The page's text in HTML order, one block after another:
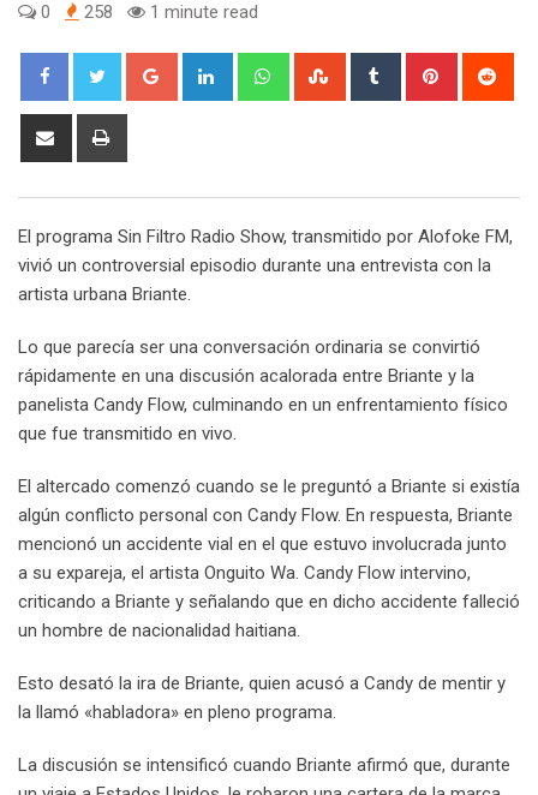
0 258 1 minute read
Google+ LinkedIn WhatsappStumbleUpon
Tumblr Pinterest
Share
El programa Sin Filtro Radio Show, transmitido por Alofoke FM,
vivió un controversial episodio durante una entrevista con la
artista urbana Briante.
Lo que parecía ser una conversación ordinaria se convirtió
rápidamente en una discusión acalorada entre Briante y la
panelista Candy Flow, culminando en un enfrentamiento físico
que fue transmitido en vivo.
El altercado comenzó cuando se le preguntó a Briante si existía
algún conflicto personal con Candy Flow. En respuesta, Briante
mencionó un accidente vial en el que estuvo involucrada junto
a su expareja, el artista Onguito Wa. Candy Flow intervino,
criticando a Briante y señalando que en dicho accidente falleció
un hombre de nacionalidad haitiana.
Esto desató la ira de Briante, quien acusó a Candy de mentir y
la llamó «habladora» en pleno programa.
La discusión se intensificó cuando Briante afirmó que, durante